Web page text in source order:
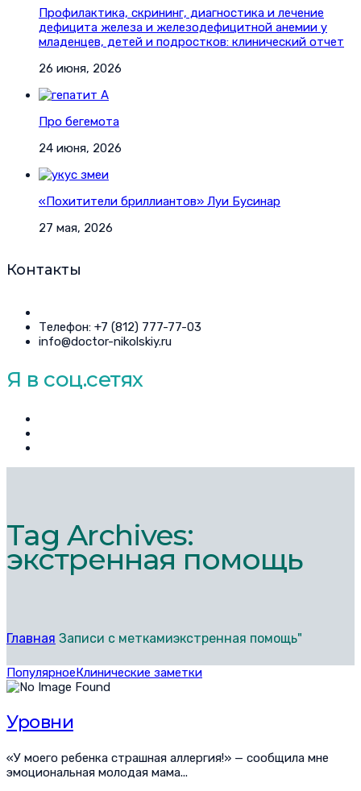
Профилактика, скрининг, диагностика и лечение
дефицита железа и железодефицитной анемии у
младенцев, детей и подростков: клинический отчет
26 июня, 2026
Про бегемота
24 июня, 2026
«Похитители бриллиантов» Луи Бусинар
27 мая, 2026
Контакты
Телефон: +7 (812) 777-77-03
info@doctor-nikolskiy.ru
Я в соц.сетях
Tag Archives:
экстренная помощь
Главная Записи с меткамиэкстренная помощь"
ПопулярноеКлинические заметки
Уровни
«У моего ребенка страшная аллергия!» — сообщила мне
эмоциональная молодая мама...